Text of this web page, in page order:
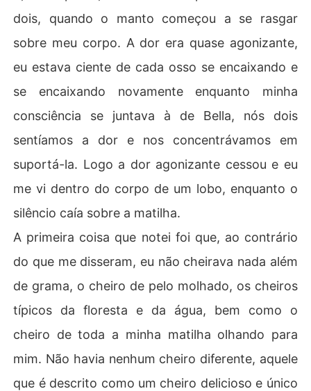
dois, quando o manto começou a se rasgar
sobre meu corpo. A dor era quase agonizante,
eu estava ciente de cada osso se encaixando e
se encaixando novamente enquanto minha
consciência se juntava à de Bella, nós dois
sentíamos a dor e nos concentrávamos em
suportá-la. Logo a dor agonizante cessou e eu
me vi dentro do corpo de um lobo, enquanto o
silêncio caía sobre a matilha.
A primeira coisa que notei foi que, ao contrário
do que me disseram, eu não cheirava nada além
de grama, o cheiro de pelo molhado, os cheiros
típicos da floresta e da água, bem como o
cheiro de toda a minha matilha olhando para
mim. Não havia nenhum cheiro diferente, aquele
que é descrito como um cheiro delicioso e único